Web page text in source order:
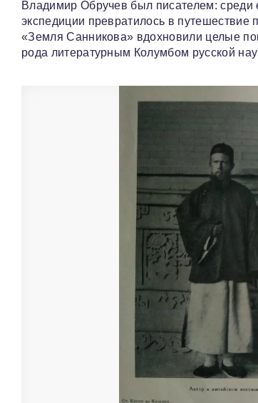
Владимир Обручев был писателем: среди
экспедиции превратилось в
«Земля Санникова» вдохновили целые
рода литературным Колумбом русской